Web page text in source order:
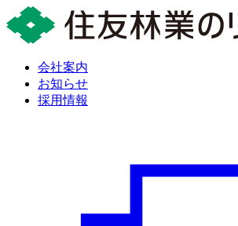
会社案内
お知らせ
採用情報